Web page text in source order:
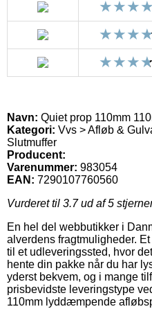
Navn: Quiet prop 110mm
Kategori: Vvs > Afløb &
Slutmuffer
Producent:
Varenummer: 983054
EAN: 7290107760560
Vurderet til 3.7ud af 5
En hel del webbutikker i
alverdens fragtmuligheder.
til et udleveringssted, hvor
hente din pakke når du har
yderst bekvem, og i mange
prisbevidste leveringstype
110mm lyddæmpende